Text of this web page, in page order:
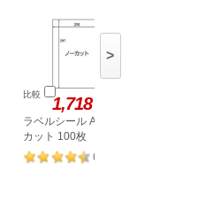
比較 1,718
ラベルシール A4 ノー
カット 100枚
(
>